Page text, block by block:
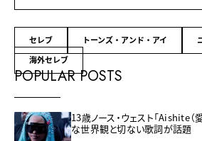
セレブ トーンズ・アンド・アイ
海外セレブ
POPULAR POSTS
13歳ノース・ウェスト「Aishite（
な世界観と切ない歌詞が話題